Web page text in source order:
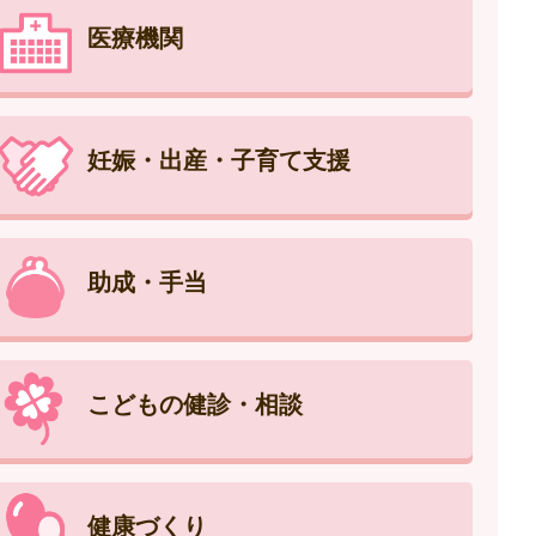
医療機関
妊娠・出産・子育て支援
助成・手当
こどもの健診・相談
健康づくり